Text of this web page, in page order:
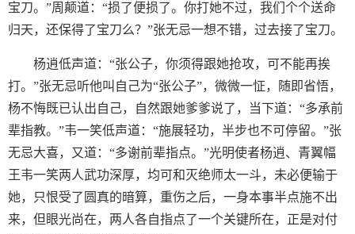
宝刀。”周颠道：“损了便损了。你打她不过，我们个个送命
归天，还保得了宝刀么？”张无忌一想不错，过去接了宝刀。
杨逍低声道：“张公子，你须得跟她抢攻，可不能再挨
打。”张无忌听他叫自己为“张公子”，微微一怔，随即省悟，
杨不悔既已认出自己，自然跟她爹爹说了，当下道：“多承前
辈指教。”韦一笑低声道：“施展轻功，半步也不可停留。”张
无忌大喜，又道：“多谢前辈指点。”光明使者杨逍、青翼幅
王韦一笑两人武功深厚，均可和灭绝师太一斗，未必便输于
她，只恨受了圆真的暗算，重伤之后，一身本事半点施不出
来，但眼光尚在，两人各自指点了一个关键所在，正是对付